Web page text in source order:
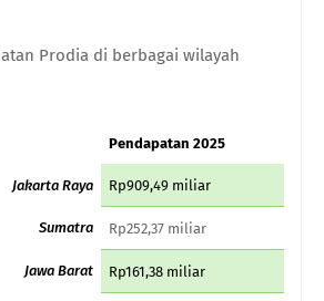
Prodia di berbagai wilayah
Pendapatan 2025
Jakarta Raya Rp909,49 miliar
Sumatra Rp252,37 miliar
Jawa Barat Rp161,38 miliar